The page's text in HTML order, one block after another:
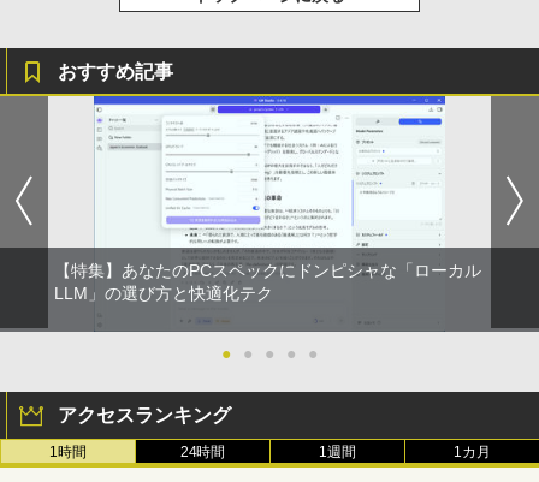
おすすめ記事
【特集】あなたのPCスペックにドンピシャな「ローカル
LLM」の選び方と快適化テク
● ● ● ● ●
アクセスランキング
1時間 24時間 1週間 1カ月